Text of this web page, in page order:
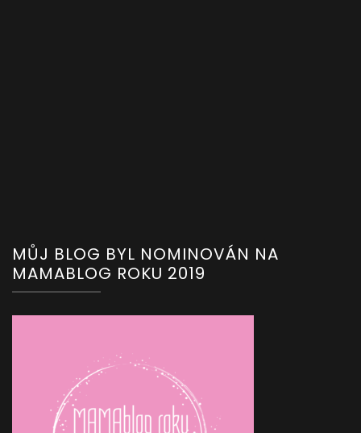
MŮJ BLOG BYL NOMINOVÁN NA
MAMABLOG ROKU 2019